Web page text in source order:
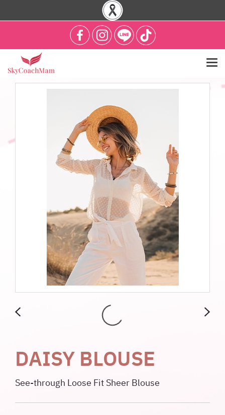
DAISY BLOUSE
See-through Loose Fit Sheer Blouse